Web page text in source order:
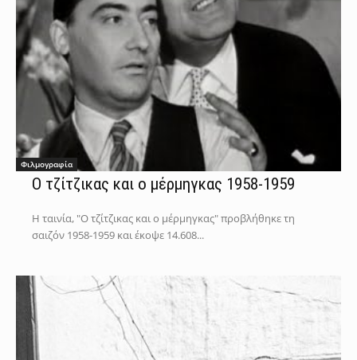
Φιλμογραφία
Ο τζίτζικας και ο μέρμηγκας 1958-1959
Η ταινία, "Ο τζίτζικας και ο μέρμηγκας" προβλήθηκε τη
σαιζόν 1958-1959 και έκοψε 14.608...